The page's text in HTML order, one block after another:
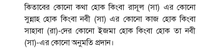
কিতাবের কোনো কথা হোক কিংবা রাসূল (সা) এর কোনো
সুন্নাহ হোক কিংবা নবী (সা) এর কোনো কাজ হোক কিংবা
সাহাবা (রা)-দের কোনো ইজমা হোক কিংবা হোক তা নবী
(সা)-এর কোনো অনুমতি প্রদান।